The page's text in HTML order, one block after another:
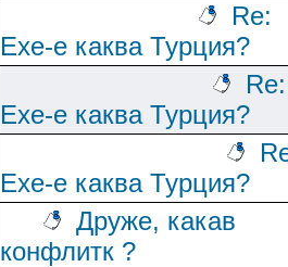
Re:
Ехе-е каква Турция?
Re:
Ехе-е каква Турция?
Ехе-е каква Турция?
Друже, какав
конфлитк ?